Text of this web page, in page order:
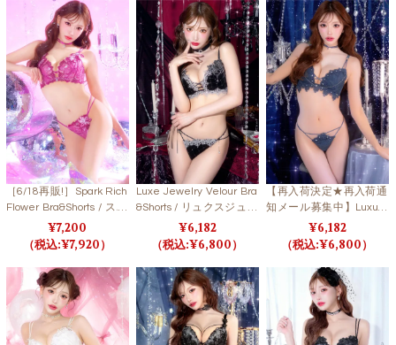
［6/18再販!］Spark Rich
Flower Bra&Shorts / スパ
ークリッチフラワーブラ
＆ショーツ
7,200
7,920
Luxe Jewelry Velour Bra
&Shorts / リュクスジュエ
リーベロアブラ＆ショー
ツ【LB5500】
6,182
6,800
【再入荷決定★再入荷通
知メール募集中】Luxury
Bijou Studs Bra&T-back /
ラグジュアリービジュー
スタッズブラ＆Tバック
6,182
6,800